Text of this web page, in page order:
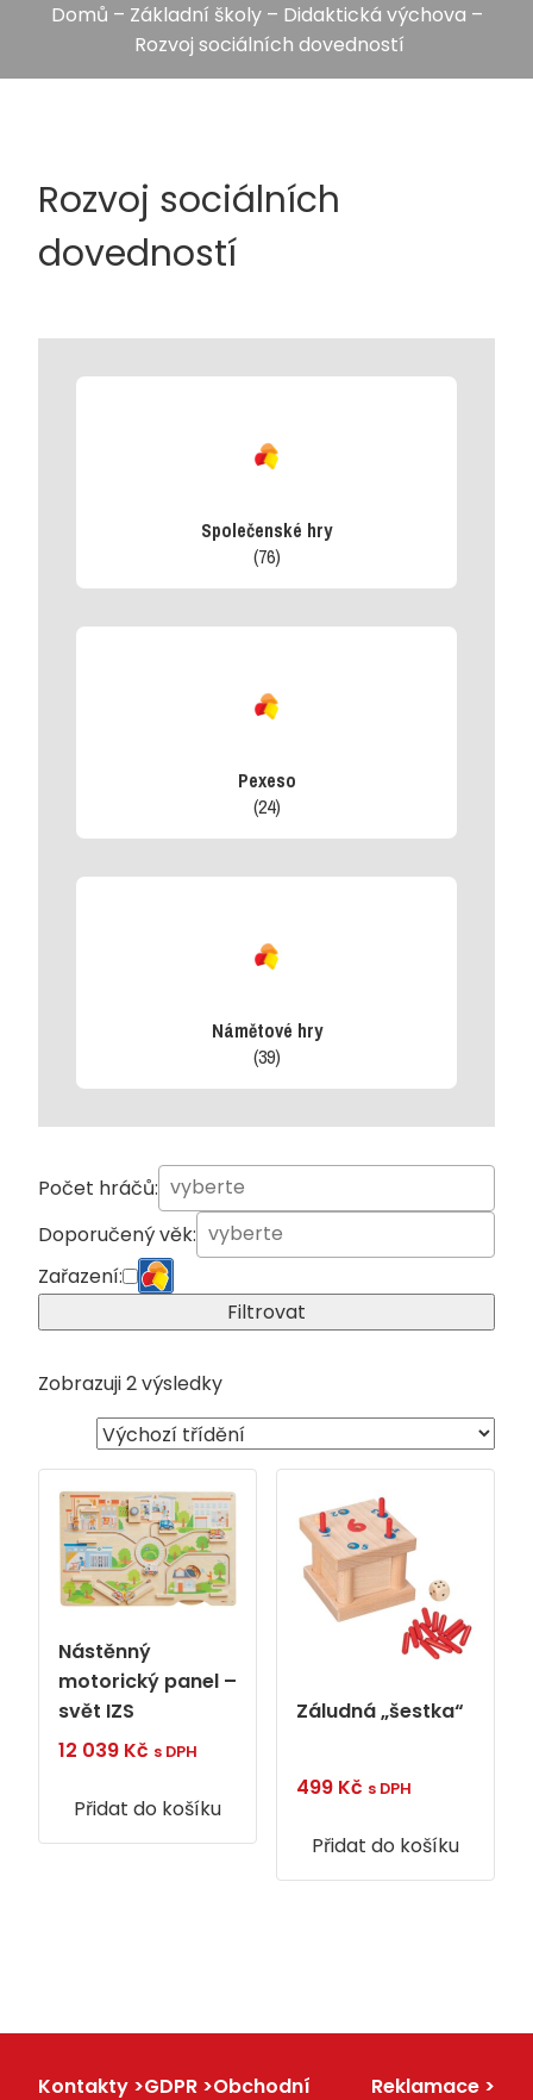
Domů – Základní školy– Didaktická výchova –
Rozvoj sociálních dovedností
Rozvoj sociálních
dovedností
Společenské hry
(76)
Pexeso
(24)
Námětové hry
(39)
Počet hráčů:
Doporučený věk:
Zařazení:
Filtrovat
Zobrazuji 2 výsledky
Nástěnný
motorický panel –
svět IZS
12 039 Kč s DPH
Přidat do košíku
Záludná „šestka“
499 Kč s DPH
Přidat do košíku
Kontakty GDPR Obchodní Reklamace